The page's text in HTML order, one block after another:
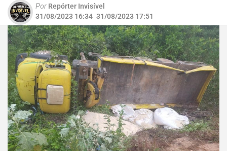
Por Repórter Invisível
31/08/2023 16:34 31/08/2023 17:51